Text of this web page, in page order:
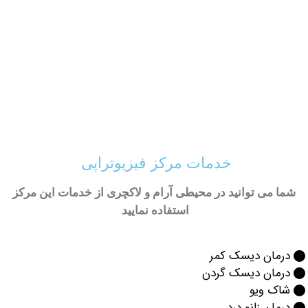
خدمات مرکز فیزیوتراپی
توانید در محیطی آرام و لاکچری از خدمات این مرکز
استفاده نمایید
دیسک کمر
دیسک گردن
ویو